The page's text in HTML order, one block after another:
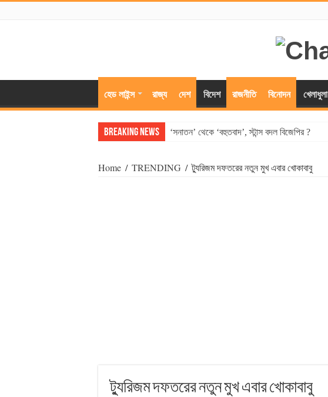
হেড লাইন্স রাজ্য দেশ বিদেশ রাজনীতি বিনোদন খেলাধুলা
Breaking News ‘সনাতন’ থেকে ‘বহুতবাদ’, স্টান্স বদল বিজেপির ?
Home / TRENDING / ট্যুরিজম দফতরের নতুন মুখ এবার খোকাবাবু
ট্যুরিজম দফতরের নতুন মুখ এবার খোকাবাবু